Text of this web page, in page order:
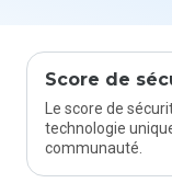
Score de
Le score de
technologie
communauté.